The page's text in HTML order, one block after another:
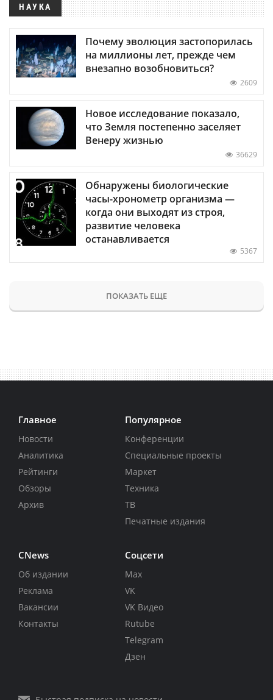
НАУКА
Почему эволюция застопорилась
на миллионы лет, прежде чем
внезапно возобновиться?
2609
Новое исследование показало,
что Земля постепенно заселяет
Венеру жизнью
36629
Обнаружены биологические
часы-хронометр организма —
когда они выходят из строя,
развитие человека
останавливается
5367
ПОКАЗАТЬ ЕЩЕ
Главное
Новости
Аналитика
Рейтинги
Обзоры
Архив
Популярное
Конференции
Специальные проекты
Маркет
Техника
ТВ
Печатные издания
CNews
Об издании
Реклама
Вакансии
Контакты
Соцсети
Max
VK
VK Видео
Rutube
Telegram
Дзен